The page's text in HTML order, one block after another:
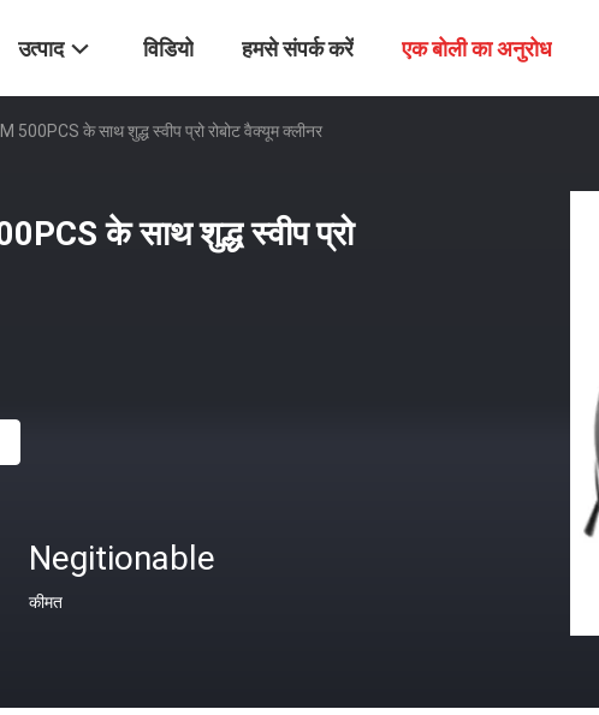
उत्पाद विडियो हमसे संपर्क करें एक बोली का अनुरोध
500PCS के साथ शुद्ध स्वीप प्रो रोबोट वैक्यूम क्लीनर
के साथ शुद्ध स्वीप प्रो
Negitionable
कीमत